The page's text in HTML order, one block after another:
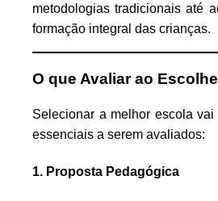
metodologias tradicionais até
formação integral das crianças.
O que Avaliar ao
Selecionar a melhor escola
essenciais a serem avaliados:
1. Proposta Pedagógica